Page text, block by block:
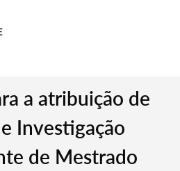
a atribuição de
Investigação
de Mestrado